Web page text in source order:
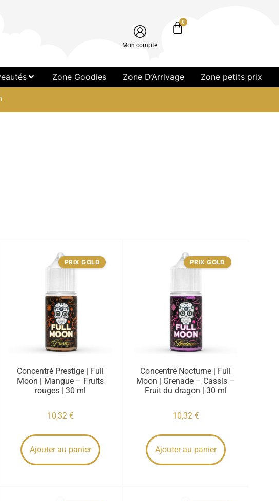
Mon compte
0
Zone Goodies Zone D’Arrivage Zone petits prix
PRIX GOLD
Concentré Prestige | Full
Moon | Mangue – Fruits
rouges | 30 ml
10,32 €
Ajouter au panier
PRIX GOLD
Concentré Nocturne | Full
Moon | Grenade – Cassis –
Fruit du dragon | 30 ml
10,32 €
Ajouter au panier